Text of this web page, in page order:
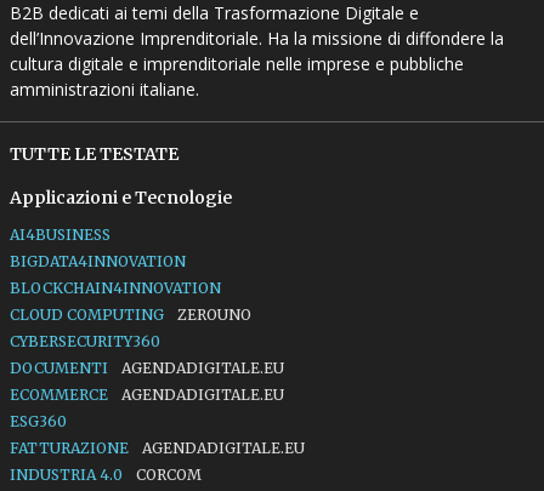
B2B dedicati ai temi della Trasformazione Digitale e
dell’Innovazione Imprenditoriale. Ha la missione di diffondere la
cultura digitale e imprenditoriale nelle imprese e pubbliche
amministrazioni italiane.
TUTTE LE TESTATE
Applicazioni e Tecnologie
AI4BUSINESS
BIGDATA4INNOVATION
BLOCKCHAIN4INNOVATION
CLOUD COMPUTING
ZEROUNO
CYBERSECURITY360
DOCUMENTI
AGENDADIGITALE.EU
ECOMMERCE
AGENDADIGITALE.EU
ESG360
FATTURAZIONE
AGENDADIGITALE.EU
INDUSTRIA 4.0
CORCOM